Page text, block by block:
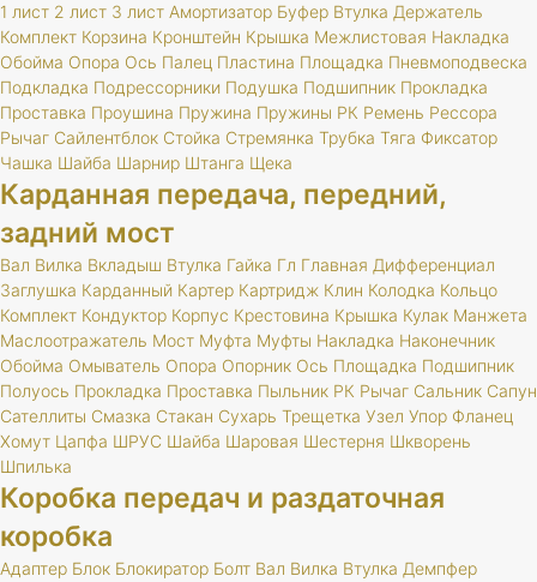
1 лист 2 лист 3 лист Амортизатор Буфер Втулка Держатель
Комплект Корзина Кронштейн Крышка Межлистовая Накладка
Обойма Опора Ось Палец Пластина Площадка Пневмоподвеска
Подкладка Подрессорники Подушка Подшипник Прокладка
Проставка Проушина Пружина Пружины РК Ремень Рессора
Рычаг Сайлентблок Стойка Стремянка Трубка Тяга Фиксатор
Чашка Шайба Шарнир Штанга Щека
Карданная передача, передний,
задний мост
Вал Вилка Вкладыш Втулка Гайка Гл Главная Дифференциал
Заглушка Карданный Картер Картридж Клин Колодка Кольцо
Комплект Кондуктор Корпус Крестовина Крышка Кулак Манжета
Маслоотражатель Мост Муфта Муфты Накладка Наконечник
Обойма Омыватель Опора Опорник Ось Площадка Подшипник
Полуось Прокладка Проставка Пыльник РК Рычаг Сальник Сапун
Сателлиты Смазка Стакан Сухарь Трещетка Узел Упор Фланец
Хомут Цапфа ШРУС Шайба Шаровая Шестерня Шкворень
Шпилька
Коробка передач и раздаточная
коробка
Адаптер Блок Блокиратор Болт Вал Вилка Втулка Демпфер